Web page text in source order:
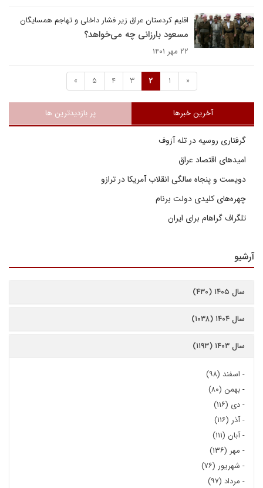
اقلیم کردستان عراق زیر فشار داخلی و تهاجم همسایگان
مسعود بارزانی چه می‌خواهد؟
۲۲ مهر ۱۴۰۱
«
1
2
3
4
5
»
آخرین خبرها پر بازدیدترین ها
گرفتاری روسیه در تله آزوف
امیدهای اقتصاد عراق
دویست و پنجاه سالگی انقلاب آمریکا در ترازو
چهره‌های کلیدی دولت برنام
تلگراف گراهام برای ایران
آرشیو
سال ۱۴۰۵ (۴۳۰)
سال ۱۴۰۴ (۱۰۳۸)
سال ۱۴۰۳ (۱۱۹۳)
- اسفند (۹۸)
-بهمن (۸۰)
-دی (۱۱۶)
-آذر (۱۱۶)
-آبان (۱۱۱)
- مهر (۱۳۶)
- شهریور (۷۶)
- مرداد (۹۷)